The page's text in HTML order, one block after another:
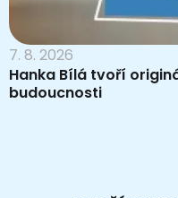
7. 8. 2026
Hanka Bílá tvoří
budoucnosti